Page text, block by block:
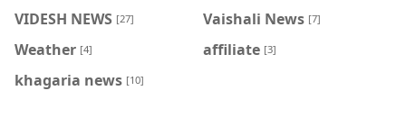
VIDESH NEWS [27] Vaishali News [7]
Weather [4] affiliate [3]
khagaria news [10]